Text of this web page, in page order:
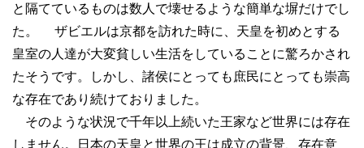
と隔てているものは数人で壊せるような簡単な塀だけでし
た。 ザビエルは京都を訪れた時に、天皇を初めとする
皇室の人達が大変貧しい生活をしていることに驚ろかされ
たそうです。しかし、諸侯にとっても庶民にとっても崇高
な存在であり続けておりました。
そのような状況で千年以上続いた王家など世界には存在
しません。日本の天皇と世界の王は成立の背景、存在意